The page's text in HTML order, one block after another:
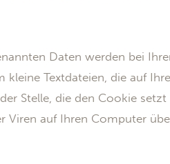
Daten werden bei
kleine Textdateien, die auf
Stelle, die den Cookie
Viren auf Ihren Computer